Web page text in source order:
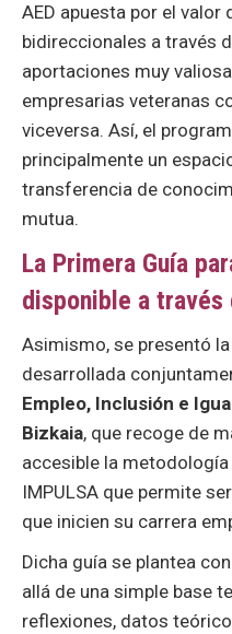
AED apuesta por el valor
bidireccionales a través
aportaciones muy
empresarias veteranas
viceversa. Así, el
principalmente un
transferencia de
mutua.
La Primera Guía
disponible a través
Asimismo, se presentó la
desarrollada
Empleo, Inclusión e
Bizkaia, que recoge de
accesible la
IMPULSA que permite
que inicien su carrera
Dicha guía se plantea
allá de una simple base
reflexiones, datos